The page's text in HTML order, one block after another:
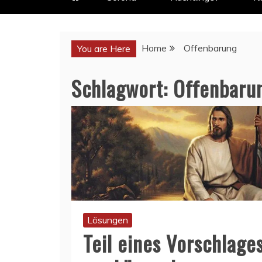
You are Here Home Offenbarung
Schlagwort:
Lösungen
Teil eines